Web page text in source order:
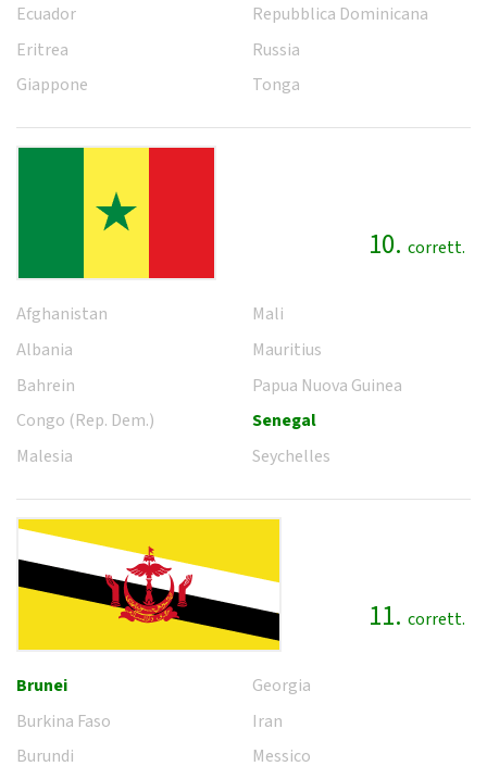
Ecuador
Eritrea
Giappone
Repubblica Dominicana
Russia
Tonga
10. corrett.
Afghanistan
Albania
Bahrein
Congo (Rep. Dem.)
Malesia
Mali
Mauritius
Papua Nuova Guinea
Senegal
Seychelles
11. corrett.
Brunei
Burkina Faso
Burundi
Georgia
Iran
Messico